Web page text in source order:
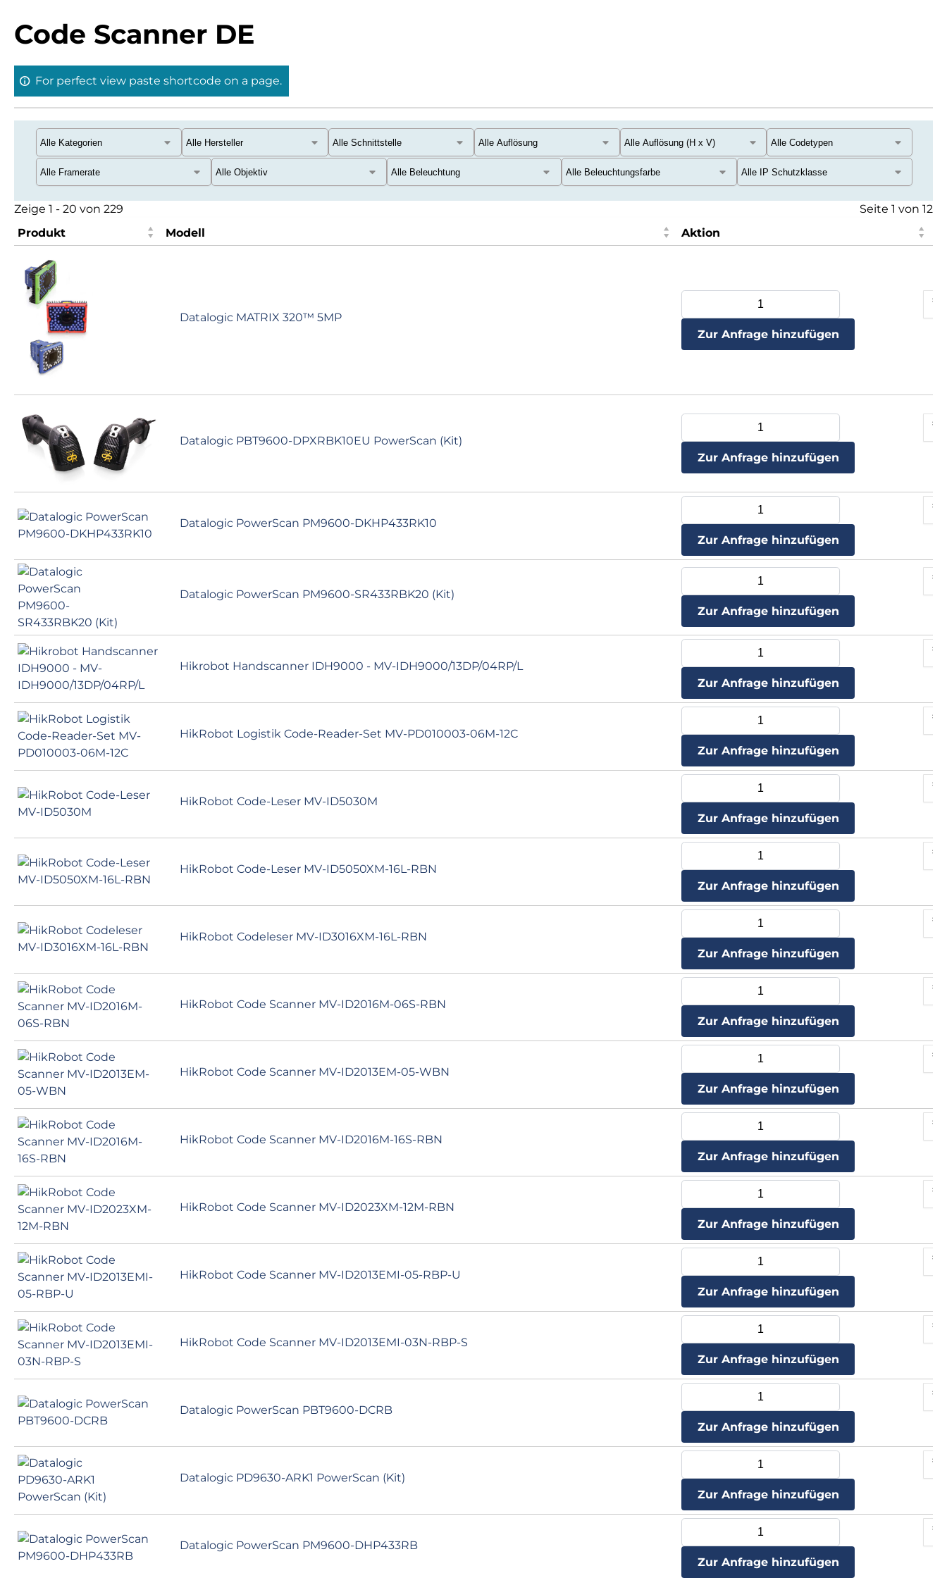
Code Scanner DE
For perfect view paste shortcode on a page.
Zeige 1 - 20 von 229
Seite 1 von 12
Produkt
Modell Aktion
Datalogic MATRIX 320™ 5MP
Zur Anfrage hinzufügen
Datalogic PBT9600-DPXRBK10EU PowerScan (Kit)
Zur Anfrage hinzufügen
Datalogic PowerScan PM9600-DKHP433RK10
Zur Anfrage hinzufügen
Datalogic PowerScan PM9600-SR433RBK20 (Kit)
Zur Anfrage hinzufügen
Hikrobot Handscanner IDH9000 - MV-IDH9000/13DP/04RP/L
Zur Anfrage hinzufügen
HikRobot Logistik Code-Reader-Set MV-PD010003-06M-12C
Zur Anfrage hinzufügen
HikRobot Code-Leser MV-ID5030M
Zur Anfrage hinzufügen
HikRobot Code-Leser MV-ID5050XM-16L-RBN
Zur Anfrage hinzufügen
HikRobot Codeleser MV-ID3016XM-16L-RBN
Zur Anfrage hinzufügen
HikRobot Code Scanner MV-ID2016M-06S-RBN
Zur Anfrage hinzufügen
HikRobot Code Scanner MV-ID2013EM-05-WBN
Zur Anfrage hinzufügen
HikRobot Code Scanner MV-ID2016M-16S-RBN
Zur Anfrage hinzufügen
HikRobot Code Scanner MV-ID2023XM-12M-RBN
Zur Anfrage hinzufügen
HikRobot Code Scanner MV-ID2013EMI-05-RBP-U
Zur Anfrage hinzufügen
HikRobot Code Scanner MV-ID2013EMI-03N-RBP-S
Zur Anfrage hinzufügen
Datalogic PowerScan PBT9600-DCRB
Zur Anfrage hinzufügen
Datalogic PD9630-ARK1 PowerScan (Kit)
Zur Anfrage hinzufügen
Datalogic PowerScan PM9600-DHP433RB
Zur Anfrage hinzufügen